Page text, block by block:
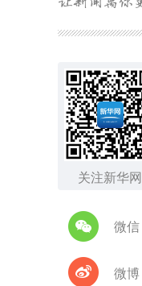
关注新华网
微信
微博